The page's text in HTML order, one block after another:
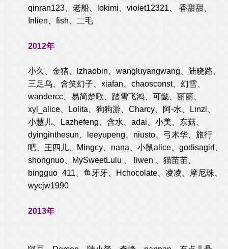
qinran123、老船、lokimi、violet12321、 香甜甜、
Inlien、fish、二毛
2012年
小久、金猪、lzhaobin、wangluyangwang、陆晓路、
三足乌、含笑幻子、xiafan、chaosconst、幻雪、
wandercc、易简楚歌、踏雪飞鸿、可懿、丽丽、
xyl_alice、Lolita、狗狗游、Charcy、阿-水、Linzi、
小慧儿、Lazhefeng、含水、adai、小美、东菇、
dyinginthesun、leeyupeng、niusto、弓木华、旅行
吧、王四儿、Mingcy、nana、小鼠alice、godisagirl、
shongnuo、MySweetLulu 、 liwen 、猫苗苗、
bingguo_411、鱼牙牙、Hchocolate、凌凌、摩尼珠、
wycjw1990
2013年